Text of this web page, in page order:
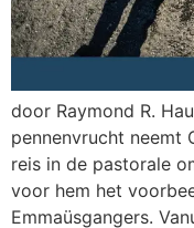
door Raymond R.
pennenvrucht neemt
reis in de pastorale
voor hem het
Emmaüsgangers.